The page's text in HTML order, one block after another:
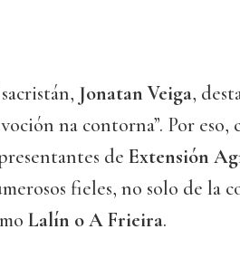
Jonatan Veiga,
na contorna”. Por eso,
de Extensión
fieles, no solo de la
Lalín o A Frieira.